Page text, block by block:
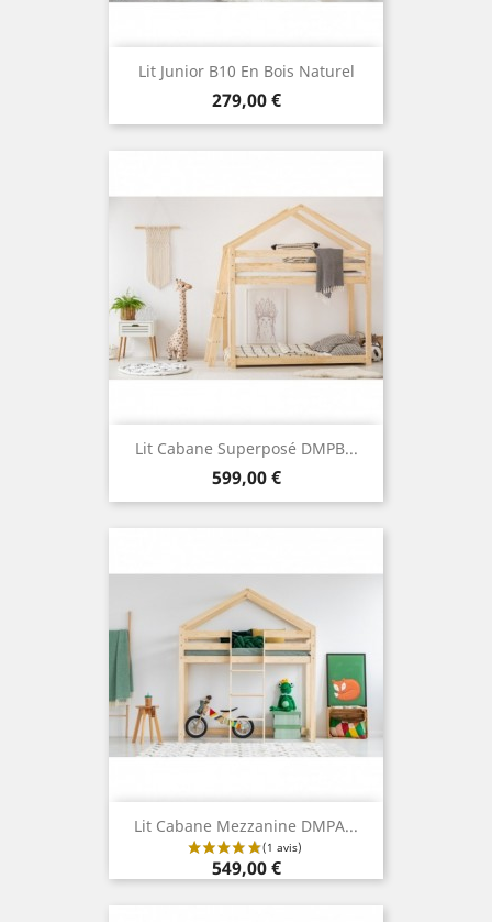
Lit Junior B10 En Bois Naturel
Prix
279,00 €
Lit Cabane Superposé DMPB...
Prix
599,00 €
Lit Cabane Mezzanine DMPA...
Prix
549,00 €